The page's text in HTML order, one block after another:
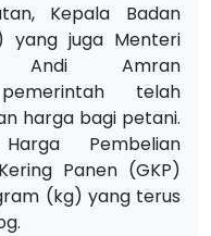
Kepala Badan
yang juga Menteri
Andi Amran
telah
harga bagi petani.
Pembelian
Panen (GKP)
(kg) yang terus